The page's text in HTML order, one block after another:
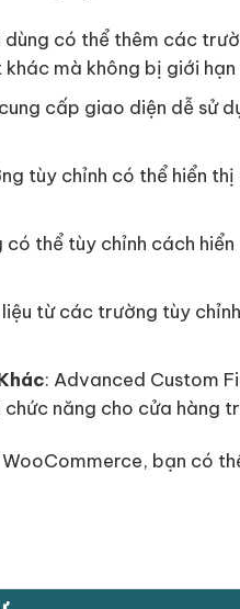
dùng có thể thêm các
mà không bị giới
cung cấp giao diện dễ sử
tùy chỉnh có thể hiển
có thể tùy chỉnh cách
liệu từ các trường tùy
: Advanced Custom
năng cho cửa hàng
bạn có